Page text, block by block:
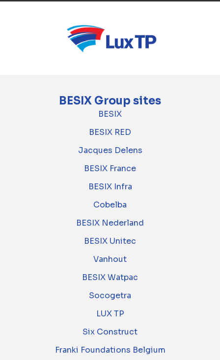
BESIX Group sites
BESIX
BESIX RED
Jacques Delens
BESIX France
BESIX Infra
Cobelba
BESIX Nederland
BESIX Unitec
Vanhout
BESIX Watpac
Socogetra
LUX TP
Six Construct
Franki Foundations Belgium